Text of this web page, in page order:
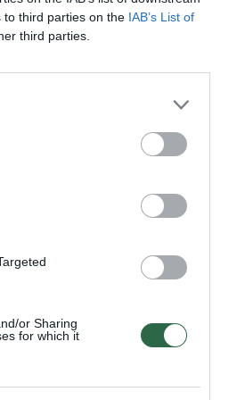
to third parties on the IAB’s List of
third parties.
or Sharing
for which it
Nė